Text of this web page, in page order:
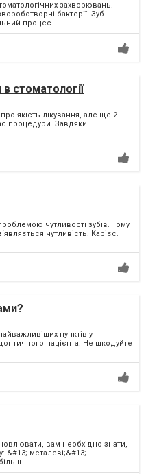
захворювань.
бактерії. Зуб
процес...
стоматології
якість лікування, але ще й
процедури. Завдяки...
чутливості зубів. Тому
чутливість. Карієс.
пунктів у
пацієнта. Не шкодуйте
вам необхідно знати,
&#13; металеві;&#13;